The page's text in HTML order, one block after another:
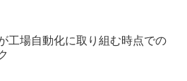
工場自動化に取り組む時点での